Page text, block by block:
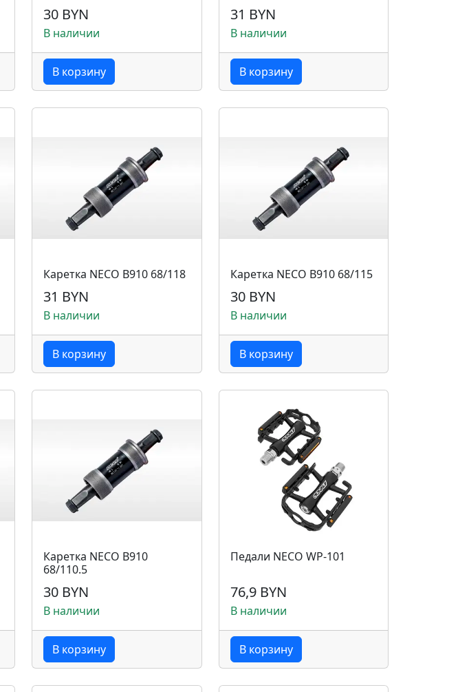
30 BYN
В наличии
В корзину
31 BYN
В наличии
В корзину
Каретка NECO B910 68/118
31 BYN
В наличии
В корзину
Каретка NECO B910 68/115
30 BYN
В наличии
В корзину
Каретка NECO B910
68/110.5
30 BYN
В наличии
В корзину
Педали NEСO WP-101
76,9 BYN
В наличии
В корзину